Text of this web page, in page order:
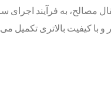
مصالح، به فرآیند
و با کیفیت بالاتری تکمیل